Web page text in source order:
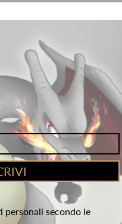
secondo le